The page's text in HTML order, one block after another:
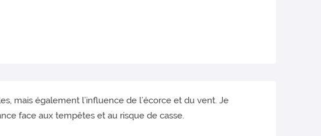
mais également l’influence de l’écorce et du vent. Je
face aux tempêtes et au risque de casse.